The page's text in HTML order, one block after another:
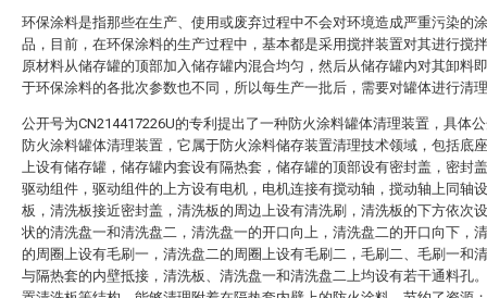
环保涂料是指那些在生产、使用或废弃过程中不会对环境造成严重污染的
品，目前，在环保涂料的生产过程中，基本都是采用搅拌装置对其进行搅
原材料从储存罐的顶部加入储存罐内混合均匀，然后从储存罐内对其卸料
于环保涂料的各批次参数也不同，所以每生产一批后，需要对罐体进行清
公开号为CN214417226U的专利提出了一种防火涂料罐体清理装置，具体
防火涂料罐体清理装置，它属于防火涂料储存装置清理技术领域，包括底
上设有储存罐，储存罐内套设有隔热套，储存罐的顶部设有密封盖，密封
驱动组件，驱动组件的上方设有电机，电机连接有搅动轴，搅动轴上同轴
板，清洗板接近密封盖，清洗板的周边上设有清洗刷，清洗板的下方依次
状的清洗盘一和清洗盘二，清洗盘一的开口向上，清洗盘二的开口向下，
的周圈上设有毛刷一，清洗盘二的周圈上设有毛刷二，毛刷二、毛刷一和
与隔热套的内壁抵接，清洗板、清洗盘一和清洗盘二上均设有若干通料孔